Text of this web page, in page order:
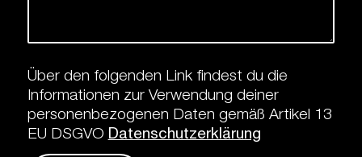
Über den folgenden Link findest du die
Informationen zur Verwendung deiner
personenbezogenen Daten gemäß Artikel 13
EU DSGVO Datenschutzerklärung